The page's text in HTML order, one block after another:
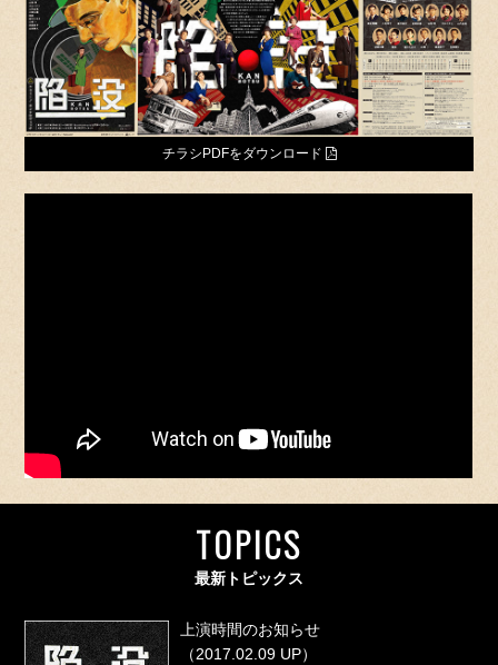
チラシPDFをダウンロード
TOPICS
最新トピックス
上演時間のお知らせ
（2017.02.09 UP）